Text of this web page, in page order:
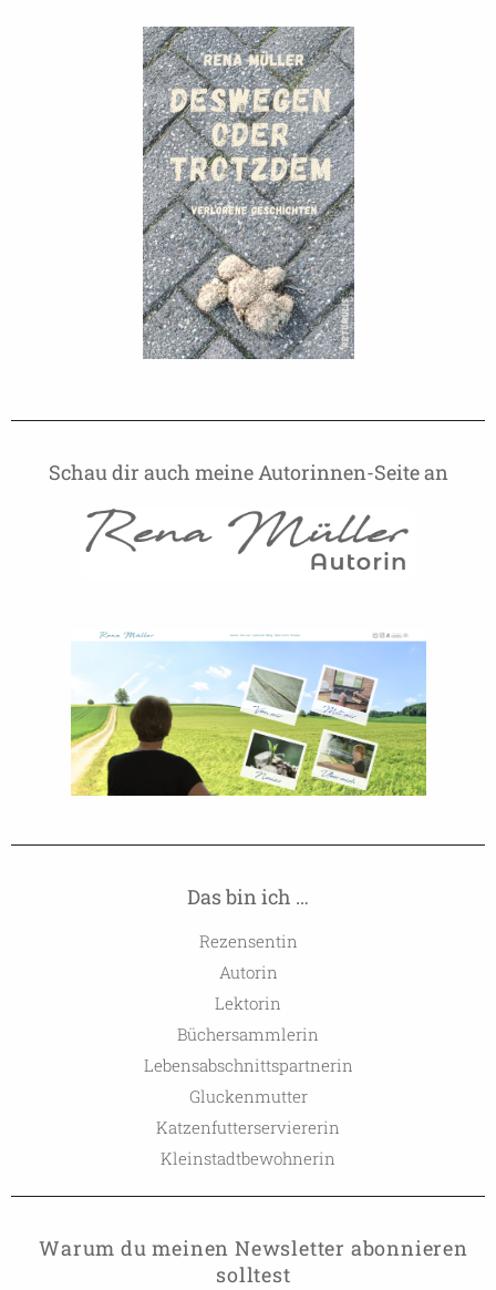
Schau dir auch meine Autorinnen-Seite an
Das bin ich …
Rezensentin
Autorin
Lektorin
Büchersammlerin
Lebensabschnittspartnerin
Gluckenmutter
Katzenfutterserviererin
Kleinstadtbewohnerin
Warum du meinen Newsletter abonnieren
solltest